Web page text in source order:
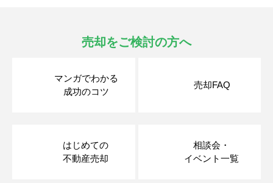
売却をご検討の方へ
マンガでわかる
成功のコツ
売却FAQ
はじめての
不動産売却
相談会・
イベント一覧